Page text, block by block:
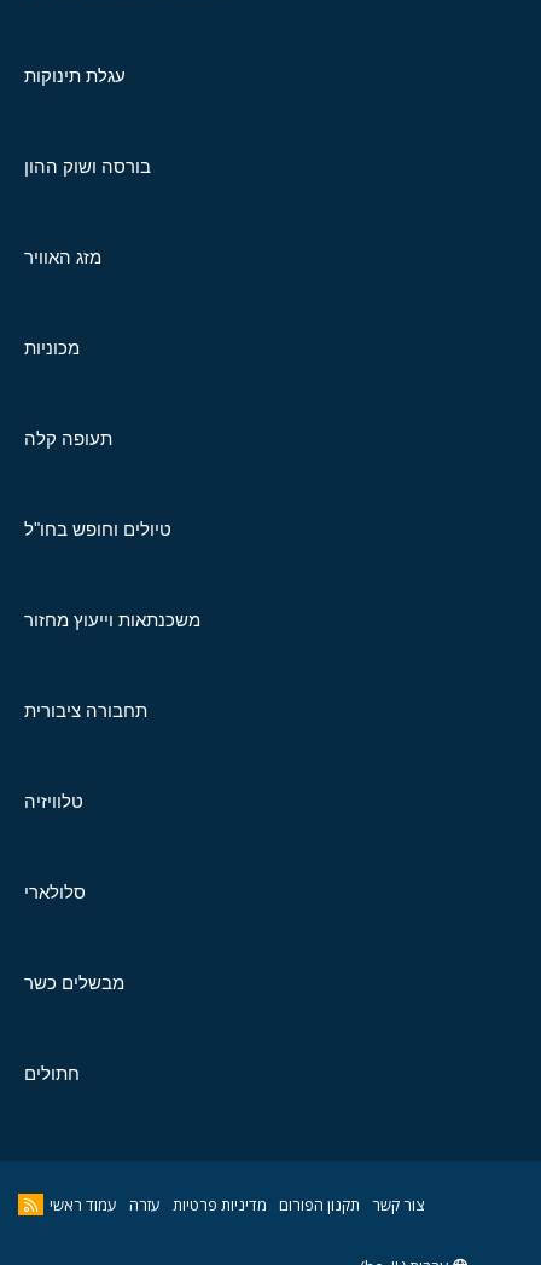
עגלת תינוקות
בורסה ושוק ההון
מזג האוויר
מכוניות
תעופה קלה
טיולים וחופש בחו"ל
משכנתאות וייעוץ מחזור
תחבורה ציבורית
טלוויזיה
סלולארי
מבשלים כשר
חתולים
צור קשר תקנון הפורום מדיניות פרטיות עזרה עמוד ראשי